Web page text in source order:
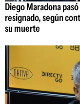
Diego Maradona
resignado, según
su muerte